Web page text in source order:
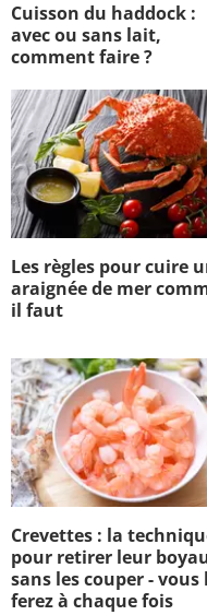
Cuisson du haddock :
avec ou sans lait,
comment faire ?
Les règles pour cuire
araignée de mer
il faut
Crevettes : la
pour retirer leur
sans les couper - vous
ferez à chaque fois